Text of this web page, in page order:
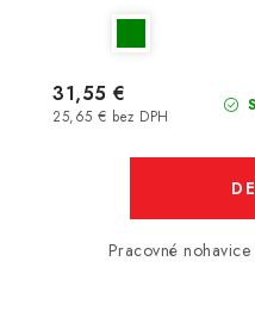
25,65 € bez DPH
31,55 €
Pracovné nohavice